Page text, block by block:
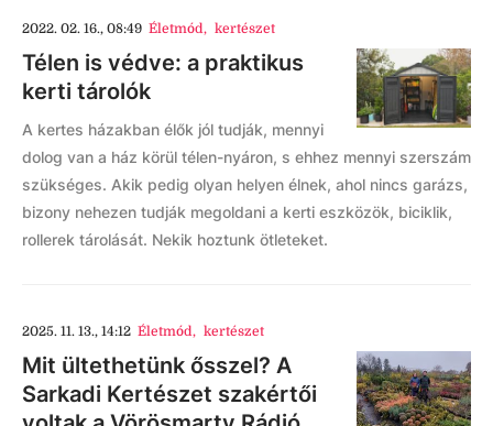
2022. 02. 16., 08:49 Életmód, kertészet
Télen is védve: a praktikus
kerti tárolók
A kertes házakban élők jól tudják, mennyi
dolog van a ház körül télen-nyáron, s ehhez mennyi szerszám
szükséges. Akik pedig olyan helyen élnek, ahol nincs garázs,
bizony nehezen tudják megoldani a kerti eszközök, biciklik,
rollerek tárolását. Nekik hoztunk ötleteket.
2025. 11. 13., 14:12 Életmód, kertészet
Mit ültethetünk ősszel? A
Sarkadi Kertészet szakértői